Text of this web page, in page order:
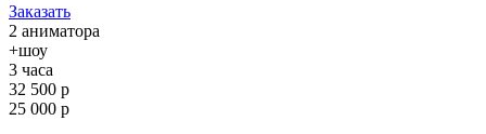
Заказать
2 аниматора
+шоу
3 часа
32 500 р
25 000 р